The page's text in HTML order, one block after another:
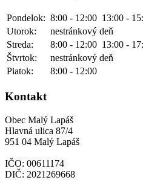
Pondelok: 8:00 - 12:00 13:00 -
Utorok:
nestránkový deň
Streda:
8:00 - 12:00 13:00 -
Štvrtok:
nestránkový deň
Piatok:
8:00 - 12:00
Kontakt
Obec Malý Lapáš
Hlavná ulica 87/4
951 04 Malý Lapáš
IČO: 00611174
DIČ: 2021269668